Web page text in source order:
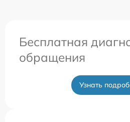
Бесплатная
обращения
Узнать